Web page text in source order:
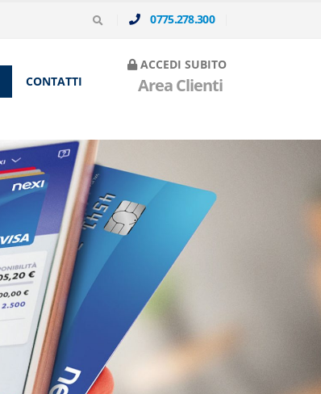
0775.278.300
CONTATTI
ACCEDI SUBITO
Area Clienti